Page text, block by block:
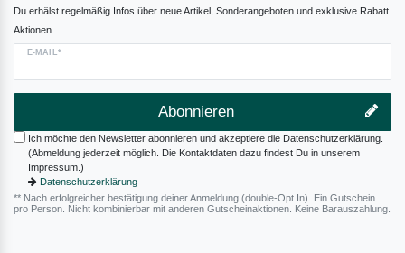
Du erhälst regelmäßig Infos über neue Artikel, Sonderangeboten und exklusive Rabatt
Aktionen.
E-MAIL*
Abonnieren
Ich möchte den Newsletter abonnieren und akzeptiere die Datenschutzerklärung.
(Abmeldung jederzeit möglich. Die Kontaktdaten dazu findest Du in unserem
Impressum.)
Datenschutzerklärung
** Nach erfolgreicher bestätigung deiner Anmeldung (double-Opt In). Ein Gutschein
pro Person. Nicht kombinierbar mit anderen Gutscheinaktionen. Keine Barauszahlung.